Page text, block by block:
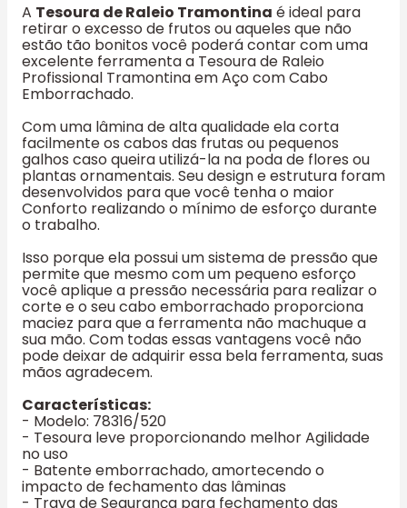
A Tesoura de Raleio Tramontina é ideal para
retirar o excesso de frutos ou aqueles que não
estão tão bonitos você poderá contar com uma
excelente ferramenta a Tesoura de Raleio
Profissional Tramontina em Aço com Cabo
Emborrachado.
Com uma lâmina de alta qualidade ela corta
facilmente os cabos das frutas ou pequenos
galhos caso queira utilizá-la na poda de flores ou
plantas ornamentais. Seu design e estrutura foram
desenvolvidos para que você tenha o maior
Conforto realizando o mínimo de esforço durante
o trabalho.
Isso porque ela possui um sistema de pressão que
permite que mesmo com um pequeno esforço
você aplique a pressão necessária para realizar o
corte e o seu cabo emborrachado proporciona
maciez para que a ferramenta não machuque a
sua mão. Com todas essas vantagens você não
pode deixar de adquirir essa bela ferramenta, suas
mãos agradecem.
Características:
- Modelo: 78316/520
- Tesoura leve proporcionando melhor Agilidade
no uso
- Batente emborrachado, amortecendo o
impacto de fechamento das lâminas
- Trava de Segurança para fechamento das